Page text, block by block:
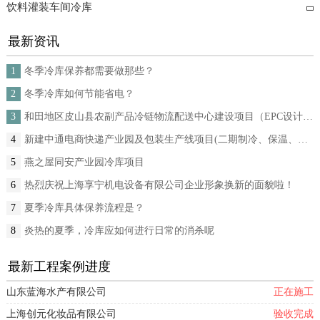
饮料灌装车间冷库
最新资讯
1 冬季冷库保养都需要做那些？
2 冬季冷库如何节能省电？
3 和田地区皮山县农副产品冷链物流配送中心建设项目（EPC设计施工总承包）
4
5 燕之屋同安产业园冷库项目
6 热烈庆祝上海享宁机电设备有限公司企业形象换新的面貌啦！
7 夏季冷库具体保养流程是？
8 炎热的夏季，冷库应如何进行日常的消杀呢
最新工程案例进度
山东蓝海水产有限公司 正在施工
上海创元化妆品有限公司 验收完成